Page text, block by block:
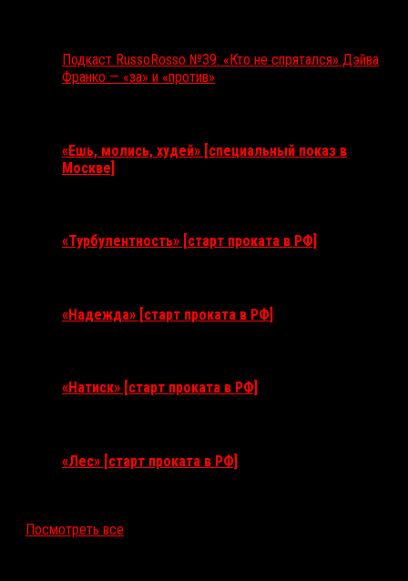
Подкаст RussoRosso №39: «Кто не спрятался» Дэйва
Франко — «за» и «против»
«Ешь, молись, худей» [специальный показ в
Москве]
«Турбулентность» [старт проката в РФ]
«Надежда» [старт проката в РФ]
«Натиск» [старт проката в РФ]
«Лес» [старт проката в РФ]
Посмотреть все